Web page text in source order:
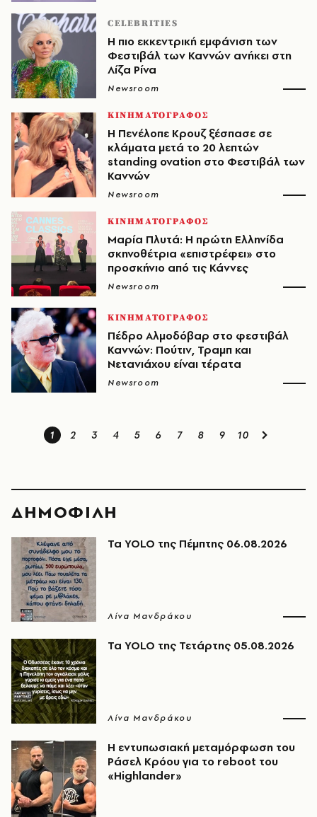
CELEBRITIES
Η πιο εκκεντρική εμφάνιση των
Φεστιβάλ των Καννών ανήκει στη
Λίζα Ρίνα
Newsroom
ΚΙΝΗΜΑΤΟΓΡΑΦΟΣ
Η Πενέλοπε Κρουζ ξέσπασε σε
κλάματα μετά το 20 λεπτών
standing ovation στο Φεστιβάλ των
Καννών
Newsroom
ΚΙΝΗΜΑΤΟΓΡΑΦΟΣ
Μαρία Πλυτά: Η πρώτη Ελληνίδα
σκηνοθέτρια «επιστρέφει» στο
προσκήνιο από τις Κάννες
Newsroom
ΚΙΝΗΜΑΤΟΓΡΑΦΟΣ
Πέδρο Αλμοδόβαρ στο φεστιβάλ
Καννών: Πούτιν, Τραμπ και
Νετανιάχου είναι τέρατα
Newsroom
1 2 3 4 5 6 7 8 9 10
ΔΗΜΟΦΙΛΗ
Τα YOLO της Πέμπτης 06.08.2026
Λίνα Μανδράκου
Τα YOLO της Τετάρτης 05.08.2026
Λίνα Μανδράκου
Η εντυπωσιακή μεταμόρφωση του
Ράσελ Κρόου για το reboot του
«Highlander»